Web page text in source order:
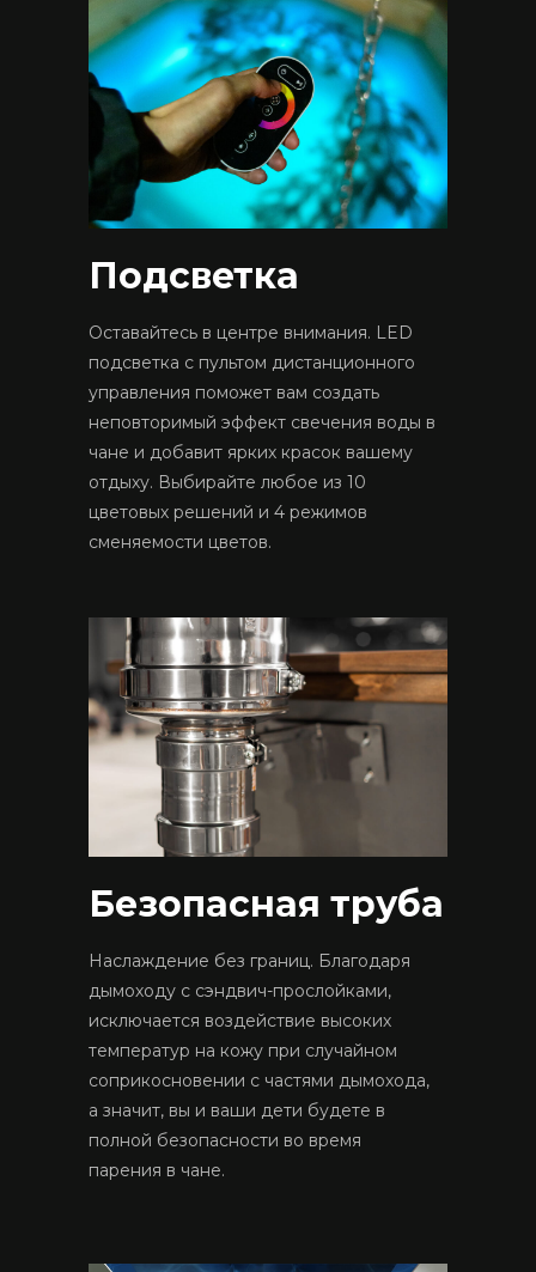
Подсветка
Оставайтесь в центре внимания. LED
подсветка с пультом дистанционного
управления поможет вам создать
неповторимый эффект свечения воды в
чане и добавит ярких красок вашему
отдыху. Выбирайте любое из 10
цветовых решений и 4 режимов
сменяемости цветов.
Безопасная труба
Наслаждение без границ. Благодаря
дымоходу с сэндвич-прослойками,
исключается воздействие высоких
температур на кожу при случайном
соприкосновении с частями дымохода,
а значит, вы и ваши дети будете в
полной безопасности во время
парения в чане.